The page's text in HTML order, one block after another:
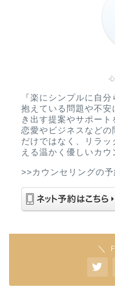
『楽にシンプルに自
抱えている問題や不
き出す提案やサポート
恋愛やビジネスなどの
だけではなく、リラ
える温かく優しいカウ
>>カウンセリングの
＼